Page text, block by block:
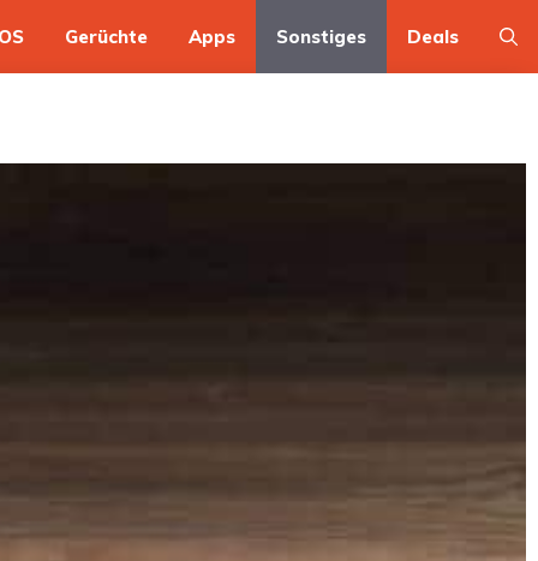
OS Gerüchte Apps Sonstiges Deals